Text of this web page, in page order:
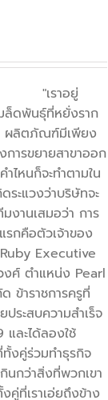
ง "เราอยู่
ล็ดพันธุ์ที่หยั่งราก
ผลิตภัณฑ์มีเพียง
ารขยายสาขาออก
ไหนก็จะทำตามใน
ะแวงว่าบริษัทจะ
งานเสมอว่า การ
กคือตัวเจ้าของ
Executive
งศ์ ตำแหน่ง Pearl
ข้าราชการครูที่
ระสบความสำเร็จ
ละได้ลองใช้
งคู่ร่วมทำธุรกิจ
นกว่าสิ่งที่พวกเขา
ราเอ่ยถึงข้าง